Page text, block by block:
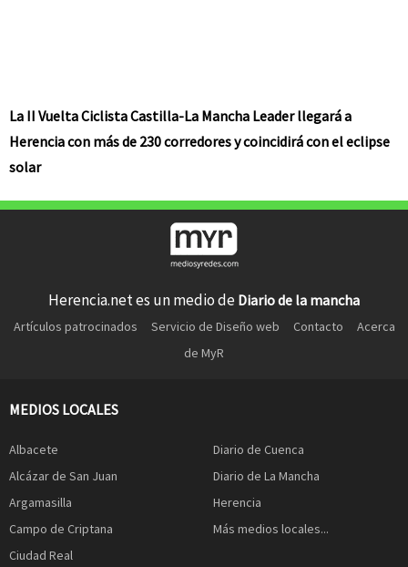
La II Vuelta Ciclista Castilla-La Mancha Leader llegará a
Herencia con más de 230 corredores y coincidirá con el eclipse
solar
Herencia.net es un medio de Diario de la mancha
Artículos patrocinados Servicio de Diseño web Contacto
Acerca
de MyR
MEDIOS LOCALES
Albacete
Alcázar de San Juan
Argamasilla
Campo de Criptana
Ciudad Real
Diario de Cuenca
Diario de La Mancha
Herencia
Más medios locales...